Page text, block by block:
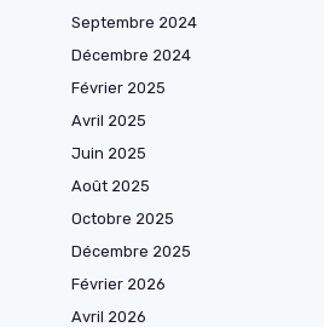
Septembre 2024
Décembre 2024
Février 2025
Avril 2025
Juin 2025
Août 2025
Octobre 2025
Décembre 2025
Février 2026
Avril 2026